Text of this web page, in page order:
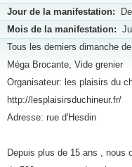
Jour de la manifestation:
Mois de la manifestation:
Tous les derniers dimanche
Méga Brocante, Vide grenier
Organisateur: les plaisirs du
http://lesplaisirsduchineur.fr/
Adresse: rue d'Hesdin
Depuis plus de 15 ans , nous